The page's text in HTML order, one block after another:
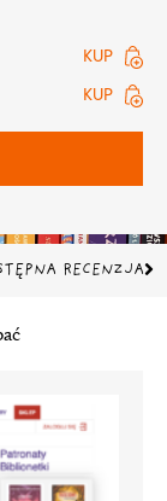
KUP
KUP
RECENZJA